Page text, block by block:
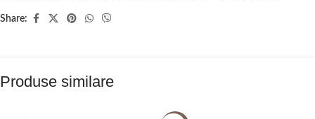
Share:
Produse similare